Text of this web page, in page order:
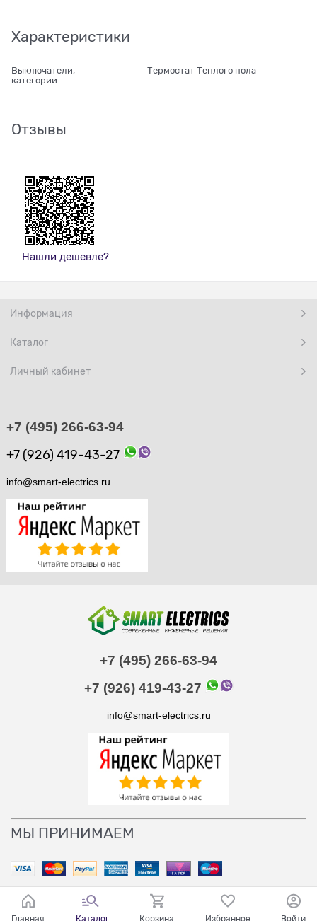
Характеристики
Выключатели,
категории
Термостат Теплого пола
Отзывы
Нашли дешевле?
Информация
Каталог
Личный кабинет
+7 (495) 266-63-94
+7 (926) 419-43-27
info@smart-electrics.ru
+7 (495) 266-63-94
+7 (926) 419-43-27
info@smart-electrics.ru
МЫ ПРИНИМАЕМ
Главная Каталог Корзина Избранное Войти